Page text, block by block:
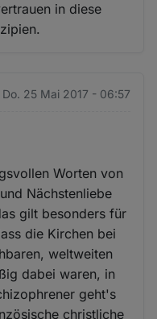
in diese
Do. 25 Mai 2017 - 06:57
Worten von
Nächstenliebe
gilt besonders für
die Kirchen bei
weltweiten
dabei waren, in
geht's
christliche